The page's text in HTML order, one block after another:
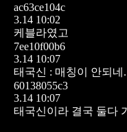
ac63ce104c
3.14 10:02
케블라였고
7ee10f00b6
3.14 10:07
태국신 : 매칭이 안되네
60138055c3
3.14 10:07
태국신이라 결국 둘다